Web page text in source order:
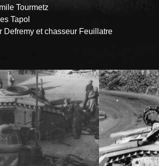
Tourmetz
Tapol
Defremy et chasseur Feuillatre